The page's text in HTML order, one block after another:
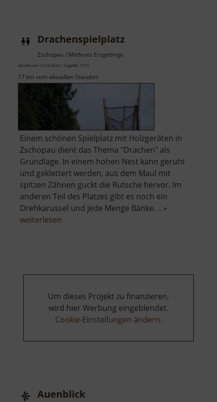
Lessingstraße
Drachenspielplatz
Zschopau / Mittleres Erzgebirge
aktuell vom 13.04.2026 / Zugriffe: 7310
17 km vom aktuellen Standort
Einem schönen Spielplatz mit Holzgeräten in
Zschopau dient das Thema "Drachen" als
Grundlage. In einem hohen Nest kann geruht
und geklettert werden, aus dem Maul mit
spitzen Zähnen guckt die Rutsche hervor. Im
anderen Teil des Platzes gibt es noch ein
Drehkarussel und jede Menge Bänke. .. »
weiterlesen
Um dieses Projekt zu finanzieren,
wird hier Werbung eingeblendet.
Cookie-Einstellungen ändern.
Auenblick